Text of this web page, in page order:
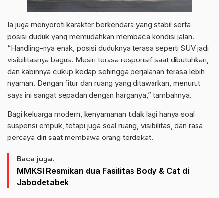
Ia juga menyoroti karakter berkendara yang stabil serta
posisi duduk yang memudahkan membaca kondisi jalan.
“Handling-nya enak, posisi duduknya terasa seperti SUV jadi
visibilitasnya bagus. Mesin terasa responsif saat dibutuhkan,
dan kabinnya cukup kedap sehingga perjalanan terasa lebih
nyaman. Dengan fitur dan ruang yang ditawarkan, menurut
saya ini sangat sepadan dengan harganya,” tambahnya.
Bagi keluarga modern, kenyamanan tidak lagi hanya soal
suspensi empuk, tetapi juga soal ruang, visibilitas, dan rasa
percaya diri saat membawa orang terdekat.
Baca juga:
MMKSI Resmikan dua Fasilitas Body & Cat di
Jabodetabek